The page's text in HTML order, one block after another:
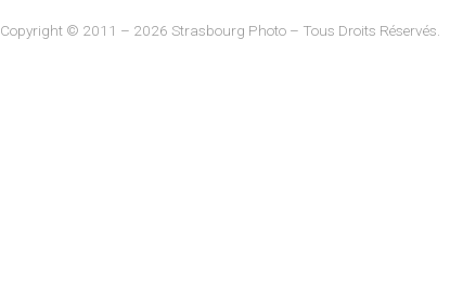
Copyright © 2011 – 2026 Strasbourg Photo – Tous Droits Réservés.